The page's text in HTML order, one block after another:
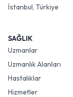
İstanbul, Türkiye
SAĞLIK
Uzmanlar
Uzmanlık Alanları
Hastalıklar
Hizmetler